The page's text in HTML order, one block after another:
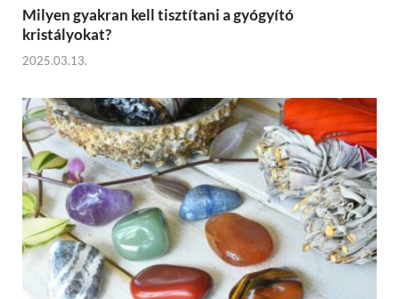
Milyen gyakran kell tisztítani a gyógyító
kristályokat?
2025.03.13.